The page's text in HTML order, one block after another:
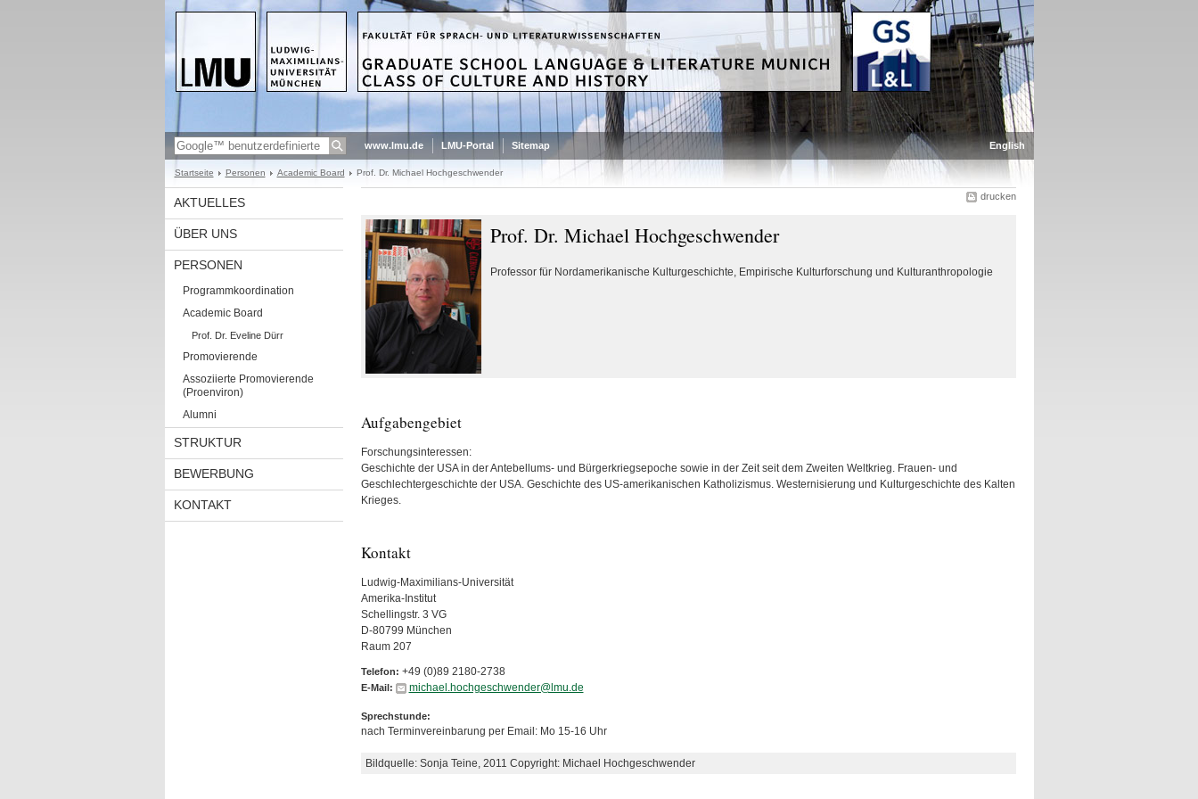
www.lmu.de LMU-Portal Sitemap English
Startseite Personen Academic Board Prof. Dr. Michael Hochgeschwender
AKTUELLES
ÜBER UNS
PERSONEN
Programmkoordination
Academic Board
Prof. Dr. Eveline Dürr
Promovierende
Assoziierte Promovierende
(Proenviron)
Alumni
STRUKTUR
BEWERBUNG
KONTAKT
drucken
Prof. Dr. Michael Hochgeschwender
Professor für Nordamerikanische Kulturgeschichte, Empirische Kulturforschung und Kulturanthropologie
Aufgabengebiet
Forschungsinteressen:
Geschichte der USA in der Antebellums- und Bürgerkriegsepoche sowie in der Zeit seit dem Zweiten Weltkrieg. Frauen- und
Geschlechtergeschichte der USA. Geschichte des US-amerikanischen Katholizismus. Westernisierung und Kulturgeschichte des Kalten
Krieges.
Kontakt
Ludwig-Maximilians-Universität
Amerika-Institut
Schellingstr. 3 VG
D-80799 München
Raum 207
Telefon: +49 (0)89 2180-2738
E-Mail: michael.hochgeschwender@lmu.de
Sprechstunde:
nach Terminvereinbarung per Email: Mo 15-16 Uhr
Bildquelle: Sonja Teine, 2011 Copyright: Michael Hochgeschwender